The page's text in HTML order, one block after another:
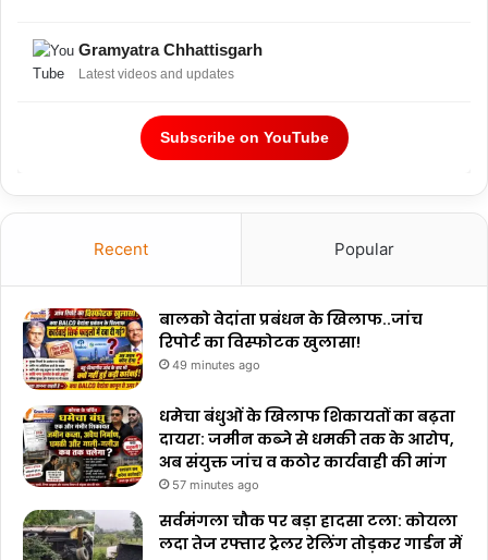
Gramyatra Chhattisgarh
Latest videos and updates
Subscribe on YouTube
Recent Popular
बालको वेदांता प्रबंधन के खिलाफ..जांच
रिपोर्ट का विस्फोटक खुलासा!
49 minutes ago
धमेचा बंधुओं के खिलाफ शिकायतों का बढ़ता
दायरा: जमीन कब्जे से धमकी तक के आरोप,
अब संयुक्त जांच व कठोर कार्यवाही की मांग
57 minutes ago
सर्वमंगला चौक पर बड़ा हादसा टला: कोयला
लदा तेज रफ्तार ट्रेलर रेलिंग तोड़कर गार्डन में